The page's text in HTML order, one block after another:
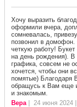
Хочу выразить
оформили вчера,
сомневалась,
позвонил в домофон.
четкую работу!
на день рождения). В
графика, совсем не
хочется, чтобы они
помятые) Благодаря
обращусь к Вам еще
и знакомым.
Вера| 24 июня 2024 |